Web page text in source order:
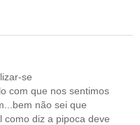
se
com que nos sentimos
não sei que
como diz a pipoca deve